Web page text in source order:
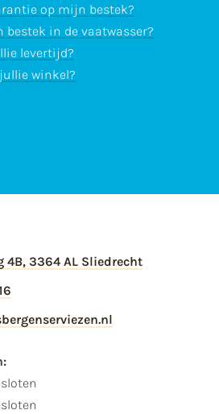
op mijn bestek?
bestek in de vaatwasser?
levertijd?
winkel?
4B, 3364 AL Sliedrecht